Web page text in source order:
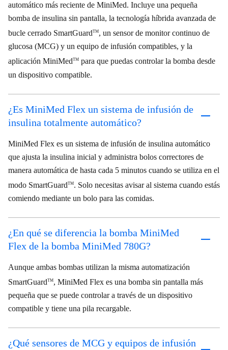
automático más reciente de MiniMed. Incluye una pequeña
bomba de insulina sin pantalla, la tecnología híbrida avanzada de
bucle cerrado SmartGuardTM, un sensor de monitor continuo de
glucosa (MCG) y un equipo de infusión compatibles, y la
aplicación MiniMedTM para que puedas controlar la bomba desde
un dispositivo compatible.
¿Es MiniMed Flex un sistema de infusión de
insulina totalmente automático?
MiniMed Flex es un sistema de infusión de insulina automático
que ajusta la insulina inicial y administra bolos correctores de
manera automática de hasta cada 5 minutos cuando se utiliza en el
modo SmartGuardTM. Solo necesitas avisar al sistema cuando estás
comiendo mediante un bolo para las comidas.
¿En qué se diferencia la bomba MiniMed
Flex de la bomba MiniMed 780G?
Aunque ambas bombas utilizan la misma automatización
SmartGuardTM, MiniMed Flex es una bomba sin pantalla más
pequeña que se puede controlar a través de un dispositivo
compatible y tiene una pila recargable.
¿Qué sensores de MCG y equipos de infusión